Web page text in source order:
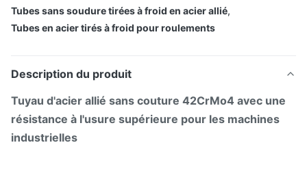
Tubes sans soudure tirées à froid en acier allié,
Tubes en acier tirés à froid pour roulements
Description du produit
Tuyau d'acier allié sans couture 42CrMo4 avec une
résistance à l'usure supérieure pour les machines
industrielles